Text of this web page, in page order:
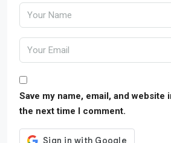
Save my name, email, and
the next time I comment.